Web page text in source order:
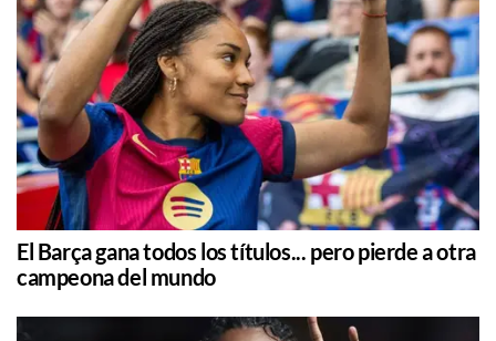
El Barça gana todos los títulos... pero pierde a otra
campeona del mundo